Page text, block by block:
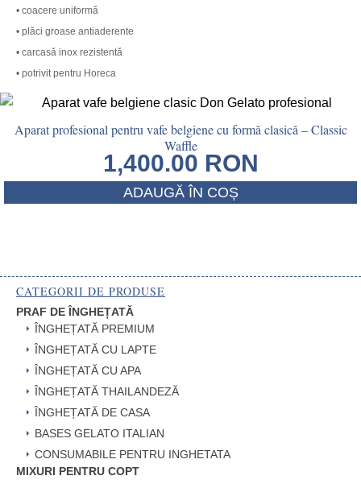
• coacere uniformă
• plăci groase antiaderente
• carcasă inox rezistentă
• potrivit pentru Horeca
Aparat profesional pentru vafe belgiene cu formă clasică – Classic
Waffle
1,400.00 RON
ADAUGĂ ÎN COȘ
CATEGORII DE PRODUSE
PRAF DE ÎNGHEȚATĂ
ÎNGHEȚATĂ PREMIUM
ÎNGHEȚATĂ CU LAPTE
ÎNGHEȚATĂ CU APA
ÎNGHEȚATĂ THAILANDEZĂ
ÎNGHEȚATĂ DE CASA
BASES GELATO ITALIAN
CONSUMABILE PENTRU INGHETATA
MIXURI PENTRU COPT